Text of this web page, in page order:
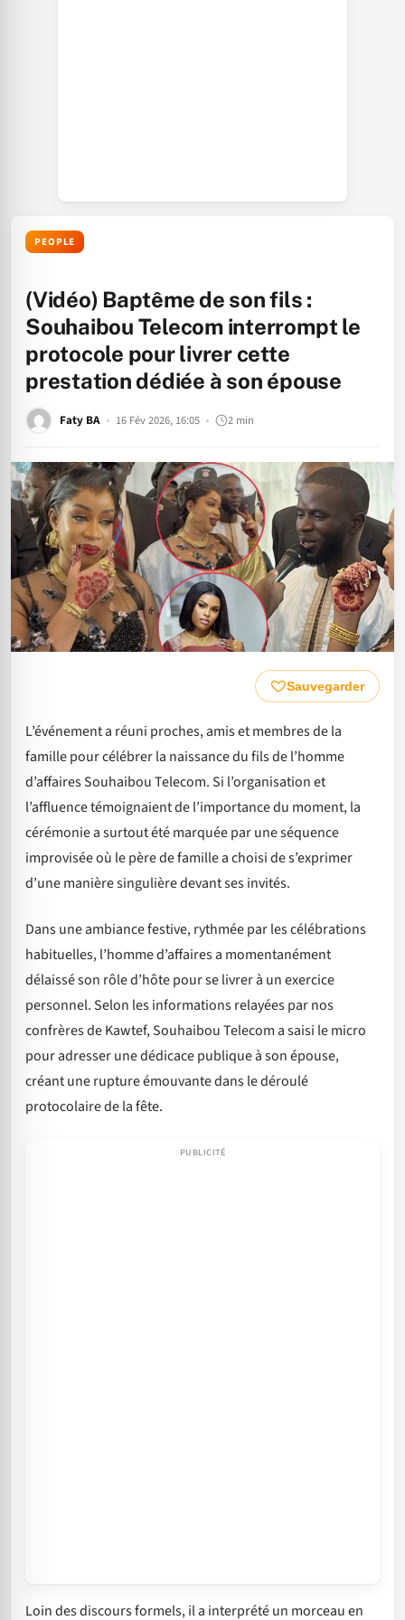
PEOPLE
(Vidéo) Baptême de son fils :
Souhaibou Telecom interrompt le
protocole pour livrer cette
prestation dédiée à son épouse
Faty BA 16 Fév 2026, 16:05 2 min
Sauvegarder
L’événement a réuni proches, amis et membres de la
famille pour célébrer la naissance du fils de l’homme
d’affaires Souhaibou Telecom. Si l’organisation et
l’affluence témoignaient de l’importance du moment, la
cérémonie a surtout été marquée par une séquence
improvisée où le père de famille a choisi de s’exprimer
d’une manière singulière devant ses invités.
Dans une ambiance festive, rythmée par les célébrations
habituelles, l’homme d’affaires a momentanément
délaissé son rôle d’hôte pour se livrer à un exercice
personnel. Selon les informations relayées par nos
confrères de Kawtef, Souhaibou Telecom a saisi le micro
pour adresser une dédicace publique à son épouse,
créant une rupture émouvante dans le déroulé
protocolaire de la fête.
Loin des discours formels, il a interprété un morceau en